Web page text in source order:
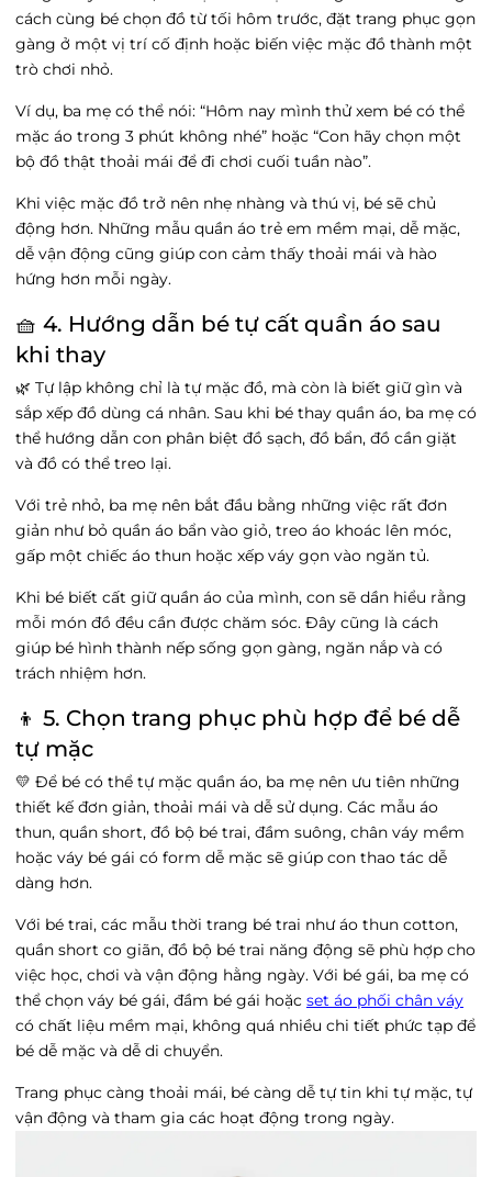
cách cùng bé chọn đồ từ tối hôm trước, đặt trang phục gọn
gàng ở một vị trí cố định hoặc biến việc mặc đồ thành một
trò chơi nhỏ.
Ví dụ, ba mẹ có thể nói: “Hôm nay mình thử xem bé có thể
mặc áo trong 3 phút không nhé” hoặc “Con hãy chọn một
bộ đồ thật thoải mái để đi chơi cuối tuần nào”.
Khi việc mặc đồ trở nên nhẹ nhàng và thú vị, bé sẽ chủ
động hơn. Những mẫu quần áo trẻ em mềm mại, dễ mặc,
dễ vận động cũng giúp con cảm thấy thoải mái và hào
hứng hơn mỗi ngày.
🧺 4. Hướng dẫn bé tự cất quần áo sau
khi thay
🌿 Tự lập không chỉ là tự mặc đồ, mà còn là biết giữ gìn và
sắp xếp đồ dùng cá nhân. Sau khi bé thay quần áo, ba mẹ có
thể hướng dẫn con phân biệt đồ sạch, đồ bẩn, đồ cần giặt
và đồ có thể treo lại.
Với trẻ nhỏ, ba mẹ nên bắt đầu bằng những việc rất đơn
giản như bỏ quần áo bẩn vào giỏ, treo áo khoác lên móc,
gấp một chiếc áo thun hoặc xếp váy gọn vào ngăn tủ.
Khi bé biết cất giữ quần áo của mình, con sẽ dần hiểu rằng
mỗi món đồ đều cần được chăm sóc. Đây cũng là cách
giúp bé hình thành nếp sống gọn gàng, ngăn nắp và có
trách nhiệm hơn.
👦 5. Chọn trang phục phù hợp để bé dễ
tự mặc
💛 Để bé có thể tự mặc quần áo, ba mẹ nên ưu tiên những
thiết kế đơn giản, thoải mái và dễ sử dụng. Các mẫu áo
thun, quần short, đồ bộ bé trai, đầm suông, chân váy mềm
hoặc váy bé gái có form dễ mặc sẽ giúp con thao tác dễ
dàng hơn.
Với bé trai, các mẫu thời trang bé trai như áo thun cotton,
quần short co giãn, đồ bộ bé trai năng động sẽ phù hợp cho
việc học, chơi và vận động hằng ngày. Với bé gái, ba mẹ có
thể chọn váy bé gái, đầm bé gái hoặc set áo phối chân váy
có chất liệu mềm mại, không quá nhiều chi tiết phức tạp để
bé dễ mặc và dễ di chuyển.
Trang phục càng thoải mái, bé càng dễ tự tin khi tự mặc, tự
vận động và tham gia các hoạt động trong ngày.